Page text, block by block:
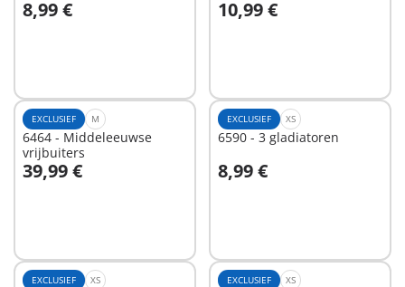
8,99 €
In winkelwagen 10,99 €
In winkelwagen
EXCLUSIEF M
6464 - Middeleeuwse
vrijbuiters
39,99 €
In winkelwagen
EXCLUSIEF XS
6590 - 3 gladiatoren
8,99 €
In winkelwagen
EXCLUSIEF XS EXCLUSIEF XS